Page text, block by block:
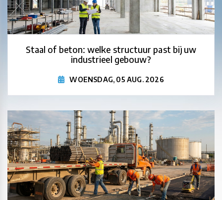
Staal of beton: welke structuur past bij uw
industrieel gebouw?
WOENSDAG, 05 AUG. 2026